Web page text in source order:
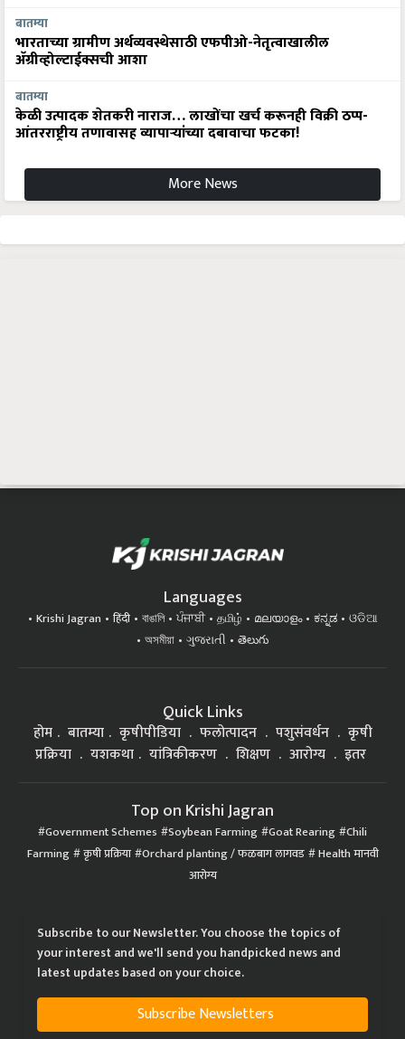
बातम्या
भारताच्या ग्रामीण अर्थव्यवस्थेसाठी एफपीओ-नेतृत्वाखालील
अ‍ॅग्रीव्होल्टाईक्सची आशा
बातम्या
केळी उत्पादक शेतकरी नाराज… लाखोंचा खर्च करूनही विक्री ठप्प-
आंतरराष्ट्रीय तणावासह व्यापाऱ्यांच्या दबावाचा फटका!
More News
Languages
Krishi Jagran हिंदी বাঙালি ਪੰਜਾਬੀ தமிழ் മലയാളം ಕನ್ನಡ
ଓଡିଆ
অসমীয়া
ગુજરાતી తెలుగు
Quick Links
होम बातम्या कृषीपीडिया फलोत्पादन पशुसंवर्धन
कृषी
प्रक्रिया
यशकथा यांत्रिकीकरण शिक्षण आरोग्य इतर
Top on Krishi Jagran
Government Schemes Soybean Farming Goat Rearing Chili
Farming कृषी प्रक्रिया Orchard planting / फळबाग लागवड Health मानवी
आरोग्य
Subscribe to our Newsletter. You choose the topics of
your interest and we'll send you handpicked news and
latest updates based on your choice.
Subscribe Newsletters